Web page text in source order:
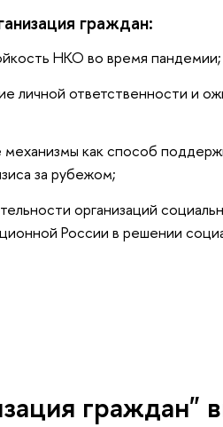
граждан:
НКО во время пандемии;
личной ответственности и
механизмы как способ
за рубежом;
организаций
России в решении
граждан"